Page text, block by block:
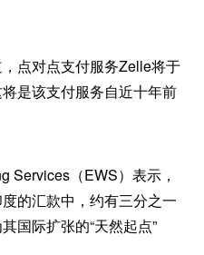
点对点支付服务Zelle将于
是该支付服务自近十年前
Services（EWS）表示，
的汇款中，约有三分之一
国际扩张的“天然起点”